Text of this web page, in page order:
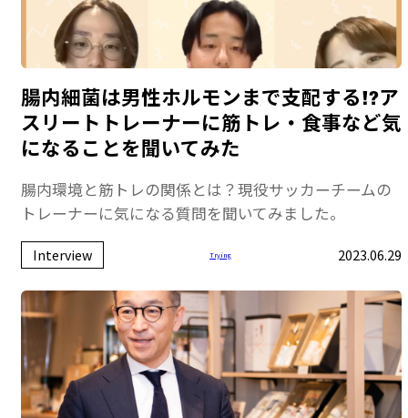
腸内細菌は男性ホルモンまで支配する!?ア
スリートトレーナーに筋トレ・食事など気
になることを聞いてみた
腸内環境と筋トレの関係とは？現役サッカーチームの
トレーナーに気になる質問を聞いてみました。
Interview Trying 2023.06.29